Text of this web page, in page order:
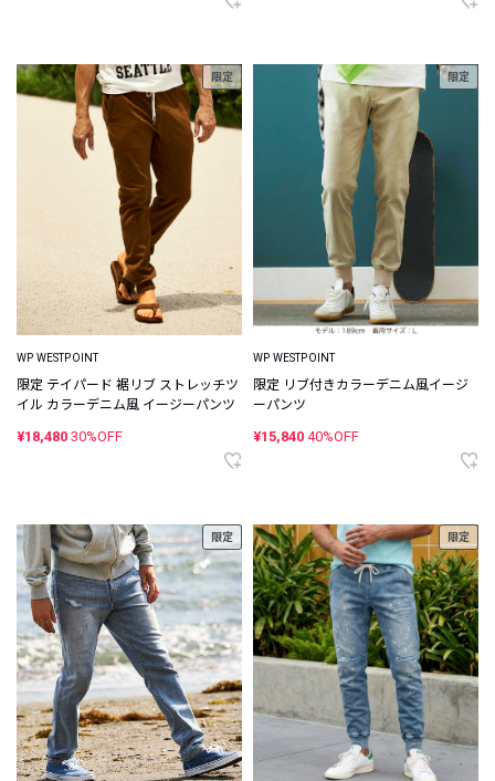
限定
WP WESTPOINT
限定 テイパード 裾リブ ストレッチツ
イル カラーデニム風 イージーパンツ
¥18,480 30%OFF
限定
WP WESTPOINT
限定 リブ付きカラーデニム風イージ
ーパンツ
¥15,840 40%OFF
限定 限定